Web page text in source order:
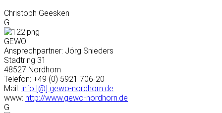
Christoph Geesken
G
GEWO
Ansprechpartner: Jörg Snieders
Stadtring 31
48527 Nordhorn
Telefon: +49 (0) 5921 706-20
Mail: info [@] gewo-nordhorn.de
www: http://www.gewo-nordhorn.de
G